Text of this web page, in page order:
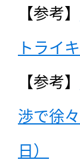
【参考】
トライ
【参考】
渉で徐
日）